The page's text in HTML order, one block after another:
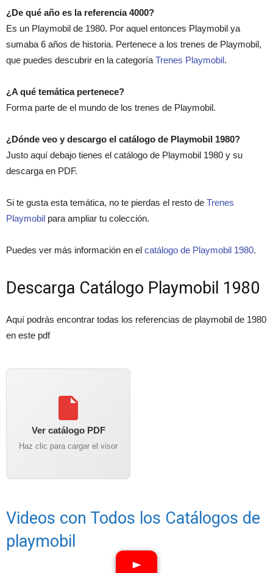
¿De qué año es la referencia 4000?
Es un Playmobil de 1980. Por aquel entonces Playmobil ya
sumaba 6 años de historia. Pertenece a los trenes de Playmobil,
que puedes descubrir en la categoría Trenes Playmobil.
¿A qué temática pertenece?
Forma parte de el mundo de los trenes de Playmobil.
¿Dónde veo y descargo el catálogo de Playmobil 1980?
Justo aquí debajo tienes el catálogo de Playmobil 1980 y su
descarga en PDF.
Si te gusta esta temática, no te pierdas el resto de Trenes
Playmobil para ampliar tu colección.
Puedes ver más información en el catálogo de Playmobil 1980.
Descarga Catálogo Playmobil 1980
Aquí podrás encontrar todas los referencias de playmobil de 1980
en este pdf
Ver catálogo PDF
Haz clic para cargar el visor
Videos con Todos los Catálogos de
playmobil